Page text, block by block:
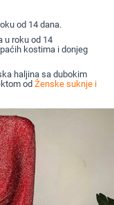
od 14 dana.
u roku od 14
kostima i donjeg
haljina sa dubokim
od Ženske suknje i